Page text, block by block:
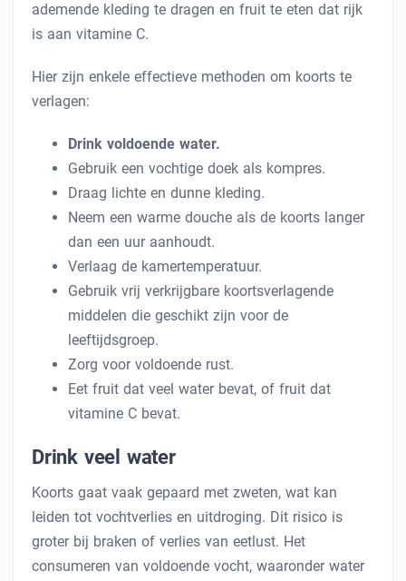
ademende kleding te dragen en fruit te eten dat rijk
is aan vitamine C.
Hier zijn enkele effectieve methoden om koorts te
verlagen:
Drink voldoende water.
Gebruik een vochtige doek als kompres.
Draag lichte en dunne kleding.
Neem een ​​warme douche als de koorts langer
dan een uur aanhoudt.
Verlaag de kamertemperatuur.
Gebruik vrij verkrijgbare koortsverlagende
middelen die geschikt zijn voor de
leeftijdsgroep.
Zorg voor voldoende rust.
Eet fruit dat veel water bevat, of fruit dat
vitamine C bevat.
Drink veel water
Koorts gaat vaak gepaard met zweten, wat kan
leiden tot vochtverlies en uitdroging. Dit risico is
groter bij braken of verlies van eetlust. Het
consumeren van voldoende vocht, waaronder water